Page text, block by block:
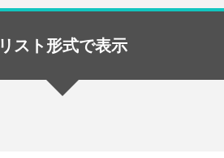
リスト形式で表示